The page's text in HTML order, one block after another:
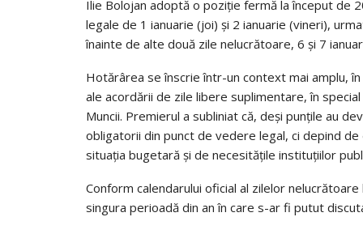
Ilie Bolojan adoptă o poziție fermă la început de
legale de 1 ianuarie (joi) și 2 ianuarie (vineri),
înainte de alte două zile nelucrătoare, 6 și 7
Hotărârea se înscrie într-un context mai amplu,
ale acordării de zile libere suplimentare, în
Muncii. Premierul a subliniat că, deși punțile au
obligatorii din punct de vedere legal, ci depind
situația bugetară și de necesitățile instituțiilor
Conform calendarului oficial al zilelor
singura perioadă din an în care s-ar fi putut